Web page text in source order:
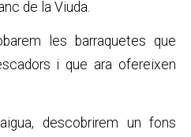
de la Viuda.
les barraquetes que
i que ara ofereixen
descobrirem un fons